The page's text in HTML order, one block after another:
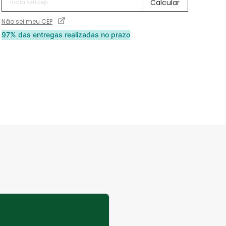
Não sei meu CEP
97% das entregas realizadas no prazo